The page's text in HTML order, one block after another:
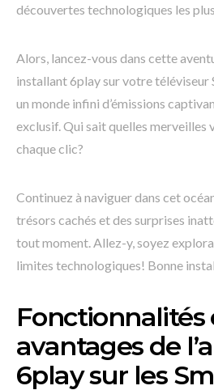
découvertes technologiques les
Alors, lancez-vous dans cette
installant 6play sur votre téléviseur
un monde infini d’émissions
exclusif. Qui sait quelles merveilles
chaque clic?
Continuez à naviguer dans cet
trésors cachés et des surprises
tout moment. Allez-y, soyez
limites technologiques! Bonne
Fonctionnalités
avantages de
6play sur les